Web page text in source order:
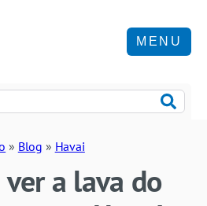
MENU
» Blog » Havai
a lava do